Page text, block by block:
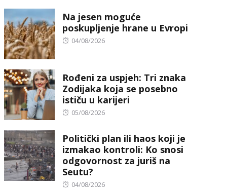
Na jesen moguće
poskupljenje hrane u Evropi
Posted
04/08/2026
Rođeni za uspjeh: Tri znaka
Zodijaka koja se posebno
ističu u karijeri
Posted
05/08/2026
Politički plan ili haos koji je
izmakao kontroli: Ko snosi
odgovornost za juriš na
Seutu?
Posted
04/08/2026